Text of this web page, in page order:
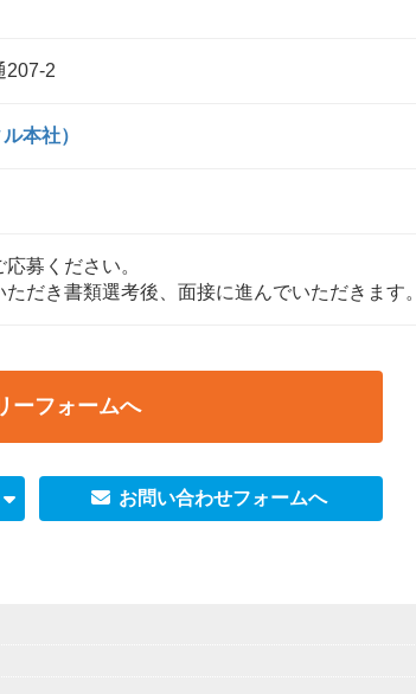
207-2
本社）
募ください。
だき書類選考後、面接に進んでいただきます。
ーフォームへ
お問い合わせフォームへ